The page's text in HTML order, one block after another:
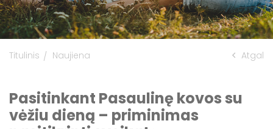
Širvintų raj. savivaldybėje
Informacija apie gyventojų
sergamumą gripu, ŪVKTI ir COVID-19
Titulinis Naujiena Atgal
Pasitinkant Pasaulinę kovos su
vėžiu dieną – priminimas